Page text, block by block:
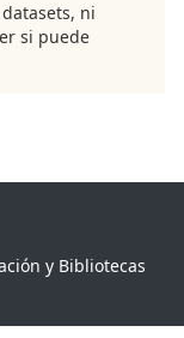
ni
si puede
y Bibliotecas